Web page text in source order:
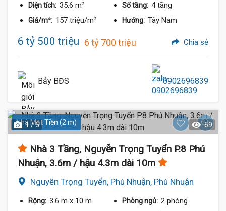
Diện tích: 35.6 m² Số tầng: 4 tầng
Giá/m²: 157 triệu/m² Hướng: Tây Nam
6 tỷ 500 triệu 6 tỷ 700 triệu Chia sẻ
Bảy BĐS 0902696839
Nhà Mặt Tiền (2 m)
1 / 5 69
Nhà 3 Tầng, Nguyễn Trọng Tuyển P.8 Phú
Nhuận, 3.6m / hậu 4.3m dài 10m
Nguyễn Trọng Tuyển, Phú Nhuận, Phú Nhuận
Rộng: 3.6 m x 10 m Phòng ngủ: 2 phòng